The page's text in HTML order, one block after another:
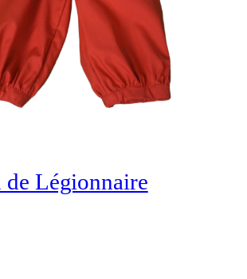
de Légionnaire